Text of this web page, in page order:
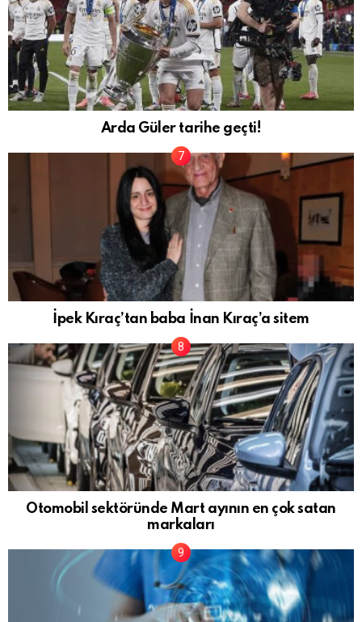
Arda Güler tarihe geçti!
İpek Kıraç’tan baba İnan Kıraç’a sitem
Otomobil sektöründe Mart ayının en çok satan
markaları